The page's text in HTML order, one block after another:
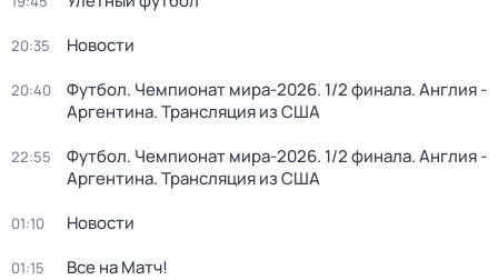
20:35 Новости
20:40
Футбол. Чемпионат мира-2026. 1/2 финала. Англия -
Аргентина. Трансляция из США
22:55
Футбол. Чемпионат мира-2026. 1/2 финала. Англия -
Аргентина. Трансляция из США
01:10 Новости
01:15 Все на Матч!